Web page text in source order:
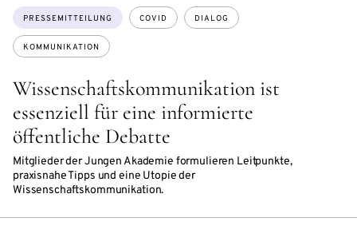
Wissenschaftskommunikation ist
essenziell für eine informierte
öffentliche Debatte
Mitglieder der Jungen Akademie formulieren Leitpunkte,
praxisnahe Tipps und eine Utopie der
Wissenschaftskommunikation.
Themen:
PRESSEMITTEILUNG COVID DIALOG
KOMMUNIKATION